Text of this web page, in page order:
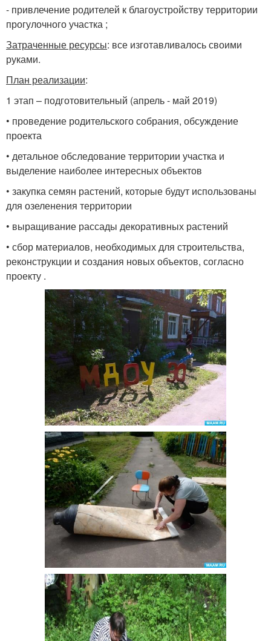
- привлечение родителей к благоустройству территории
прогулочного участка ;
Затраченные ресурсы: все изготавливалось своими
руками.
План реализации:
1 этап – подготовительный (апрель - май 2019)
• проведение родительского собрания, обсуждение
проекта
• детальное обследование территории участка и
выделение наиболее интересных объектов
• закупка семян растений, которые будут использованы
для озеленения территории
• выращивание рассады декоративных растений
• сбор материалов, необходимых для строительства,
реконструкции и создания новых объектов, согласно
проекту .